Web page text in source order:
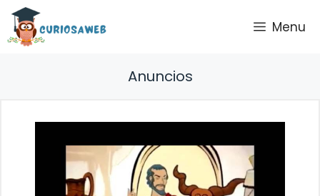
Saltar
contenido
Menu
Anuncios